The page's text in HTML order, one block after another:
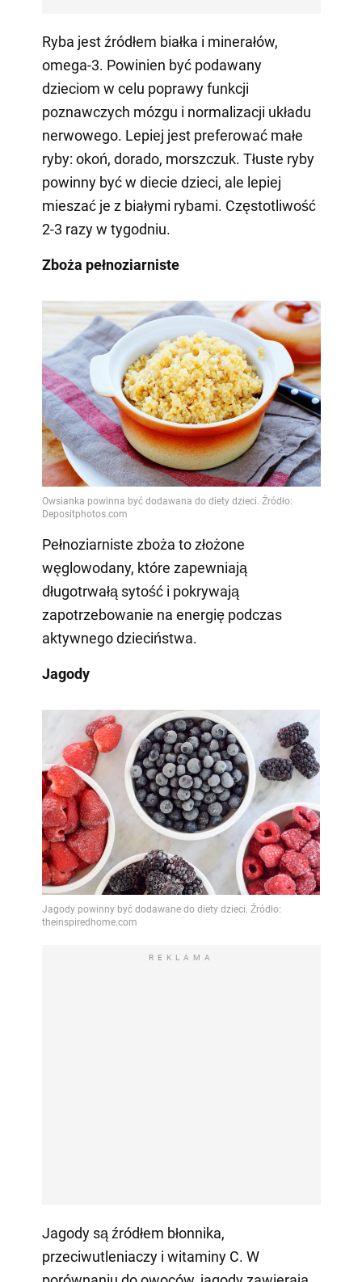
Ryba jest źródłem białka i minerałów,
omega-3. Powinien być podawany
dzieciom w celu poprawy funkcji
poznawczych mózgu i normalizacji układu
nerwowego. Lepiej jest preferować małe
ryby: okoń, dorado, morszczuk. Tłuste ryby
powinny być w diecie dzieci, ale lepiej
mieszać je z białymi rybami. Częstotliwość
2-3 razy w tygodniu.
Zboża pełnoziarniste
Pełnoziarniste zboża to złożone
węglowodany, które zapewniają
długotrwałą sytość i pokrywają
zapotrzebowanie na energię podczas
aktywnego dzieciństwa.
Jagody
REKLAMA
Jagody są źródłem błonnika,
przeciwutleniaczy i witaminy C. W